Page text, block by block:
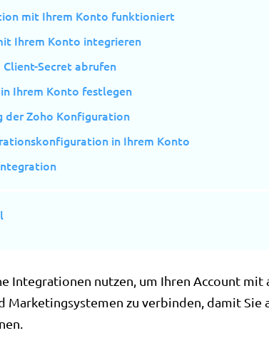
mit Ihrem Konto funktioniert
Ihrem Konto integrieren
Client-Secret abrufen
in Ihrem Konto festlegen
der Zoho Konfiguration
in Ihrem Konto
Integrationen nutzen, um Ihren Account mit
Marketingsystemen zu verbinden, damit Sie